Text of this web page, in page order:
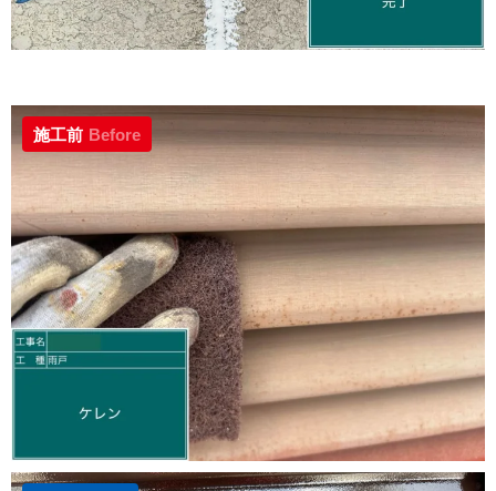
施工前 Before